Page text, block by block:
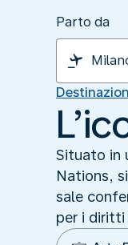
Parto da
Situato in
Nations,
sale
per i diritti